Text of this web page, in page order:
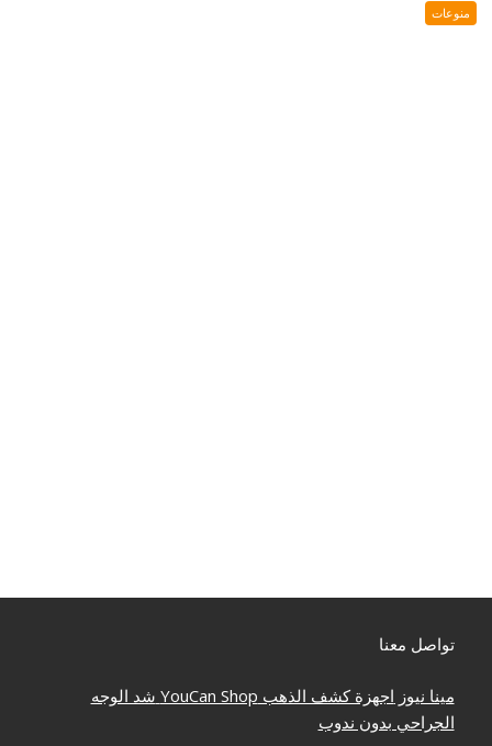
منوعات
تواصل معنا
مينا نيوز اجهزة كشف الذهب YouCan Shop شد الوجه
الجراحي بدون ندوب